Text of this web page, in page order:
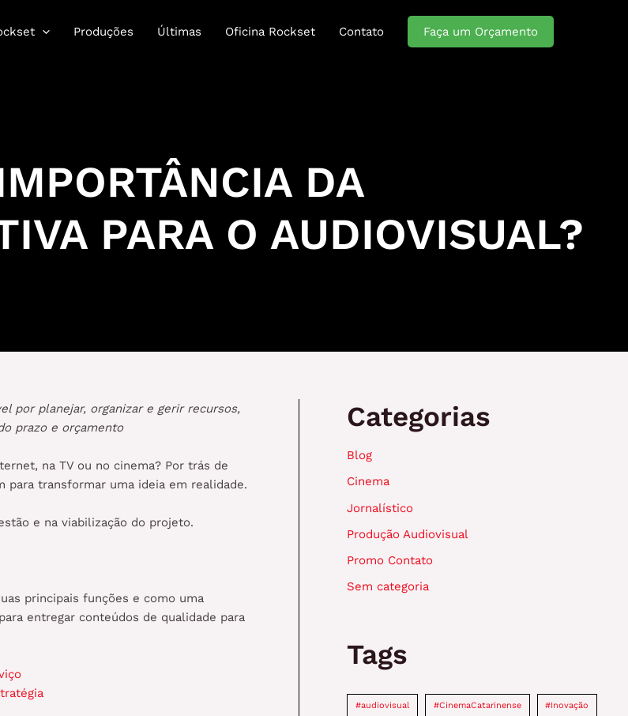
Produções Últimas Oficina Rockset Contato Faça um Orçamento
DA
PARA O AUDIOVISUAL?
por planejar, organizar e gerir recursos,
prazo e orçamento
na TV ou no cinema? Por trás de
para transformar uma ideia em realidade.
e na viabilização do projeto.
principais funções e como uma
entregar conteúdos de qualidade para
Categorias
Blog
Cinema
Jornalístico
Produção Audiovisual
Promo Contato
Sem categoria
Tags
#audiovisual #CinemaCatarinense #Inovação